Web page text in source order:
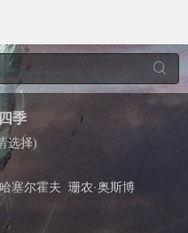
季
选择)
塞尔霍夫 珊农·奥斯博